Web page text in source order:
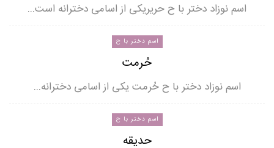
اسم نوزاد دختر با ح حریریکی از اسامی دخترانه است…
اسم دختر با ح
حُرمت
اسم نوزاد دختر با ح حُرمت یکی از اسامی دخترانه…
اسم دختر با ح
حدیقه